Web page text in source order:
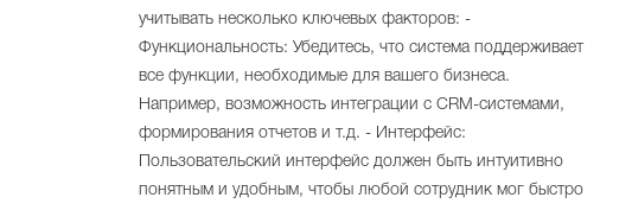
учитывать несколько ключевых факторов: -
Функциональность: Убедитесь, что система поддерживает
все функции, необходимые для вашего бизнеса.
Например, возможность интеграции с CRM-системами,
формирования отчетов и т.д. - Интерфейс:
Пользовательский интерфейс должен быть интуитивно
понятным и удобным, чтобы любой сотрудник мог быстро